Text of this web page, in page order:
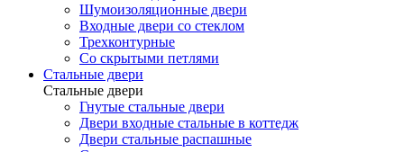
Шумоизоляционные двери
Входные двери со стеклом
Трехконтурные
Со скрытыми петлями
Стальные двери
Стальные двери
Гнутые стальные двери
Двери входные стальные в коттедж
Двери стальные распашные